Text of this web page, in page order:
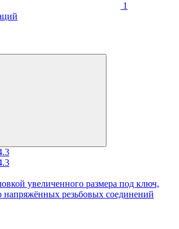
1
увеличенного размера под ключ,
напряжённых резьбовых соединений